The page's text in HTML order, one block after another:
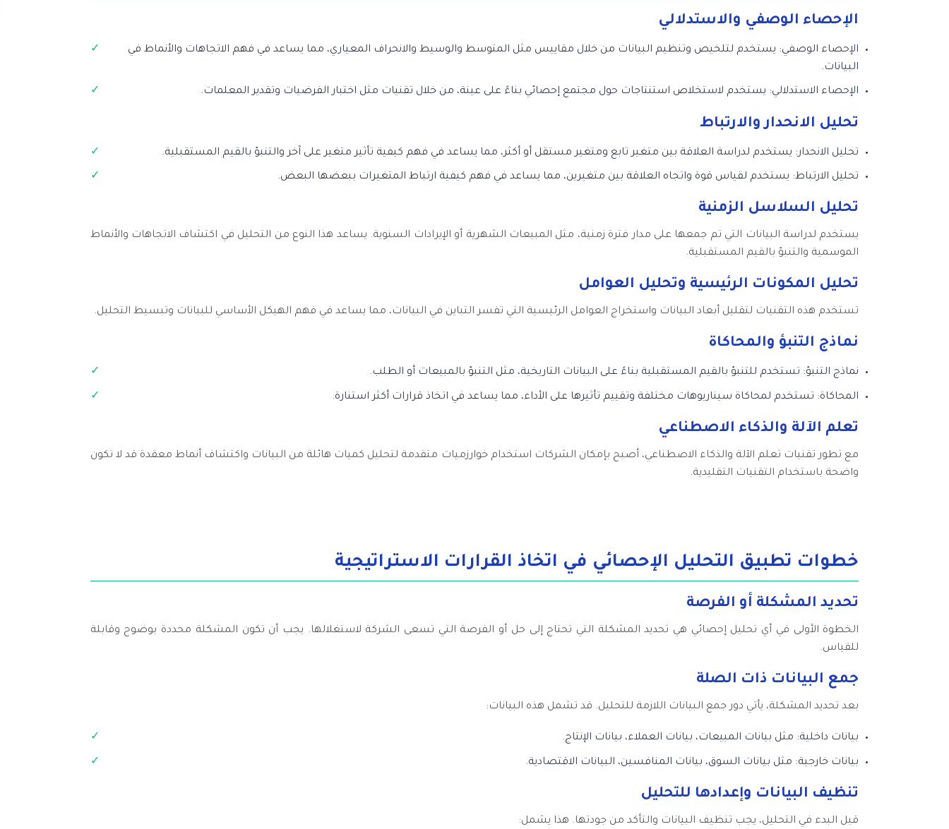
الإحصاء الوصفي والاستدلالي
الإحصاء الوصفي: يستخدم لتلخيص وتنظيم البيانات من خلال مقاييس مثل المتوسط والوسيط والانحراف المعياري، مما يساعد في فهم الاتجاهات والأنماط في
البيانات.
الإحصاء الاستدلالي: يستخدم لاستخلاص استنتاجات حول مجتمع إحصائي بناءً على عينة، من خلال تقنيات مثل اختبار الفرضيات وتقدير المعلمات.
تحليل الانحدار والارتباط
تحليل الانحدار: يستخدم لدراسة العلاقة بين متغير تابع ومتغير مستقل أو أكثر، مما يساعد في فهم كيفية تأثير متغير على آخر والتنبؤ بالقيم المستقبلية.
تحليل الارتباط: يستخدم لقياس قوة واتجاه العلاقة بين متغيرين، مما يساعد في فهم كيفية ارتباط المتغيرات ببعضها البعض.
تحليل السلاسل الزمنية
يستخدم لدراسة البيانات التي تم جمعها على مدار فترة زمنية، مثل المبيعات الشهرية أو الإيرادات السنوية. يساعد هذا النوع من التحليل في اكتشاف الاتجاهات والأنماط
الموسمية والتنبؤ بالقيم المستقبلية.
تحليل المكونات الرئيسية وتحليل العوامل
تستخدم هذه التقنيات لتقليل أبعاد البيانات واستخراج العوامل الرئيسية التي تفسر التباين في البيانات، مما يساعد في فهم الهيكل الأساسي للبيانات وتبسيط التحليل.
نماذج التنبؤ والمحاكاة
نماذج التنبؤ: تستخدم للتنبؤ بالقيم المستقبلية بناءً على البيانات التاريخية، مثل التنبؤ بالمبيعات أو الطلب.
المحاكاة: تستخدم لمحاكاة سيناريوهات مختلفة وتقييم تأثيرها على الأداء، مما يساعد في اتخاذ قرارات أكثر استنارة.
تعلم الآلة والذكاء الاصطناعي
مع تطور تقنيات تعلم الآلة والذكاء الاصطناعي، أصبح بإمكان الشركات استخدام خوارزميات متقدمة لتحليل كميات هائلة من البيانات واكتشاف أنماط معقدة قد لا تكون
واضحة باستخدام التقنيات التقليدية.
خطوات تطبيق التحليل الإحصائي في اتخاذ القرارات الاستراتيجية
تحديد المشكلة أو الفرصة
الخطوة الأولى في أي تحليل إحصائي هي تحديد المشكلة التي تحتاج إلى حل أو الفرصة التي تسعى الشركة لاستغلالها. يجب أن تكون المشكلة محددة بوضوح وقابلة
للقياس.
جمع البيانات ذات الصلة
بعد تحديد المشكلة، يأتي دور جمع البيانات اللازمة للتحليل. قد تشمل هذه البيانات:
بيانات داخلية: مثل بيانات المبيعات، بيانات العملاء، بيانات الإنتاج.
بيانات خارجية: مثل بيانات السوق، بيانات المنافسين، البيانات الاقتصادية.
تنظيف البيانات وإعدادها للتحليل
قبل البدء في التحليل، يجب تنظيف البيانات والتأكد من جودتها. هذا يشمل: